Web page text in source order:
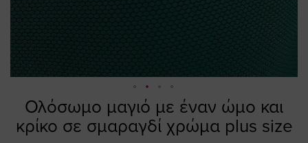
Ολόσωμο μαγιό με έναν ώμο και
κρίκο σε σμαραγδί χρώμα plus size
Skip
to
the